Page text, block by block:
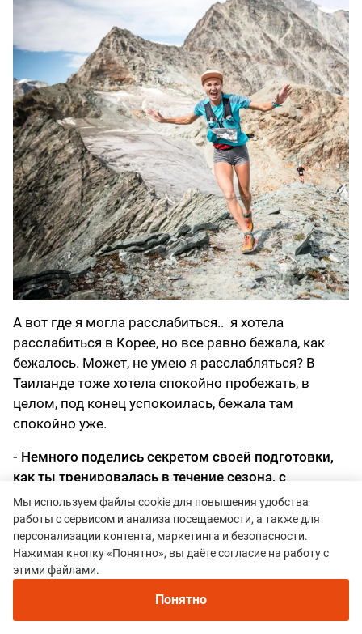
А вот где я могла расслабиться.. я хотела
расслабиться в Корее, но все равно бежала, как
бежалось. Может, не умею я расслабляться? В
Таиланде тоже хотела спокойно пробежать, в
целом, под конец успокоилась, бежала там
спокойно уже.
- Немного поделись секретом своей подготовки,
как ты тренировалась в течение сезона, с
маленькими детьми? Делаешь ли силовые?
- Конечно! Во-первых, спасибо моему тренеру -
Меньшиковой (Рухляде) Елене! Она мне
интересные тренировки придумывает, никогда не
надоедает! А вообще, за этот сезон я столько
Мы используем файлы cookie для повышения удобства
работы с сервисом и анализа посещаемости, а также для
персонализации контента, маркетинга и безопасности.
Нажимая кнопку «Понятно», вы даёте согласие на работу с
этими файлами.
Понятно